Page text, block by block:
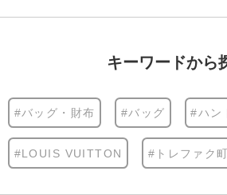
キーワードから
#バッグ・財布 #バッグ #ハン
#LOUIS VUITTON #トレファク